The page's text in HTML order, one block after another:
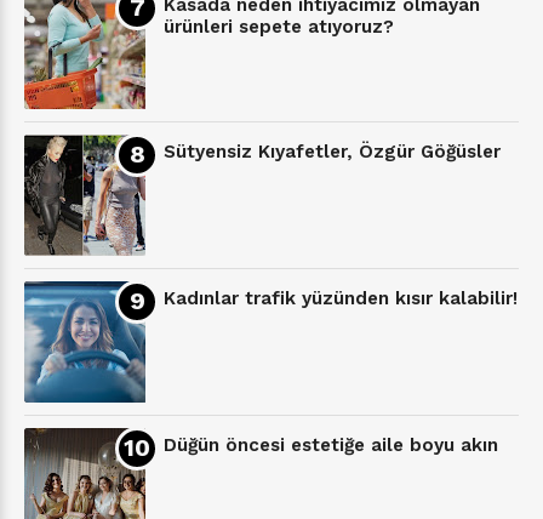
Kasada neden ihtiyacımız olmayan
ürünleri sepete atıyoruz?
Sütyensiz Kıyafetler, Özgür Göğüsler
Kadınlar trafik yüzünden kısır kalabilir!
Düğün öncesi estetiğe aile boyu akın